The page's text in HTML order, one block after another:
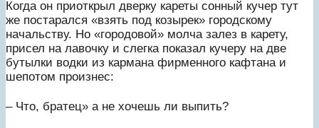
Когда он приоткрыл дверку кареты сонный кучер тут
же постарался «взять под козырек» городскому
начальству. Но «городовой» молча залез в карету,
присел на лавочку и слегка показал кучеру на две
бутылки водки из кармана фирменного кафтана и
шепотом произнес:
– Что, братец» а не хочешь ли выпить?